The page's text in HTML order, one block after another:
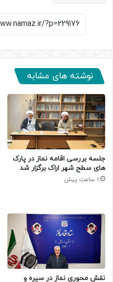
نوشته های مشابه
جلسه بررسی اقامه نماز در پارک
های سطح شهر اراک برگزار شد
1 ساعت پیش
نقش محوری نماز در سیره و